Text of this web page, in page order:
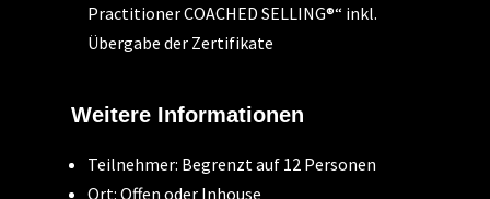
Practitioner COACHED SELLING®“ inkl.
Übergabe der Zertifikate
Weitere Informationen
Teilnehmer: Begrenzt auf 12 Personen
Ort: Offen oder Inhouse